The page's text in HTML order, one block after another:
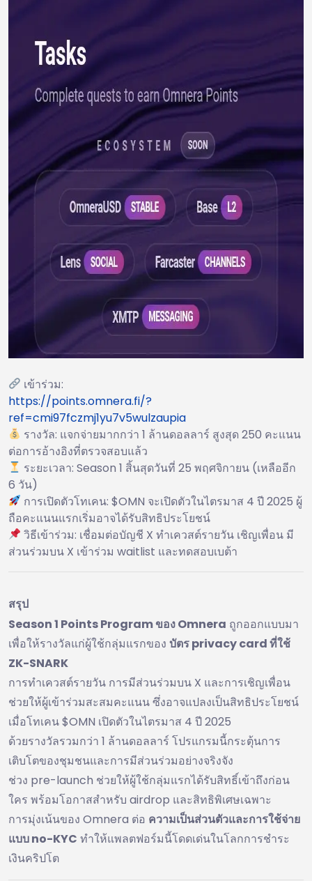
เข้าร่วม:
https://points.omnera.fi/?
ref=cmi97fczmj1yu7v5wulzaupia
รางวัล: แจกจ่ายมากกว่า 1 ล้านดอลลาร์ สูงสุด 250 คะแนน
ต่อการอ้างอิงที่ตรวจสอบแล้ว
ระยะเวลา: Season 1 สิ้นสุดวันที่ 25 พฤศจิกายน (เหลืออีก
6 วัน)
การเปิดตัวโทเคน: $OMN จะเปิดตัวในไตรมาส 4 ปี 2025 ผู้
ถือคะแนนแรกเริ่มอาจได้รับสิทธิประโยชน์
วิธีเข้าร่วม: เชื่อมต่อบัญชี X ทำเควสต์รายวัน เชิญเพื่อน มี
ส่วนร่วมบน X เข้าร่วม waitlist และทดสอบเบต้า
สรุป
Season 1 Points Program ของ Omnera ถูกออกแบบมา
เพื่อให้รางวัลแก่ผู้ใช้กลุ่มแรกของ บัตร privacy card ที่ใช้
ZK-SNARK
การทำเควสต์รายวัน การมีส่วนร่วมบน X และการเชิญเพื่อน
ช่วยให้ผู้เข้าร่วมสะสมคะแนน ซึ่งอาจแปลงเป็นสิทธิประโยชน์
เมื่อโทเคน $OMN เปิดตัวในไตรมาส 4 ปี 2025
ด้วยรางวัลรวมกว่า 1 ล้านดอลลาร์ โปรแกรมนี้กระตุ้นการ
เติบโตของชุมชนและการมีส่วนร่วมอย่างจริงจัง
ช่วง pre-launch ช่วยให้ผู้ใช้กลุ่มแรกได้รับสิทธิ์เข้าถึงก่อน
ใคร พร้อมโอกาสสำหรับ airdrop และสิทธิพิเศษเฉพาะ
การมุ่งเน้นของ Omnera ต่อ ความเป็นส่วนตัวและการใช้จ่าย
แบบ no-KYC ทำให้แพลตฟอร์มนี้โดดเด่นในโลกการชำระ
เงินคริปโต